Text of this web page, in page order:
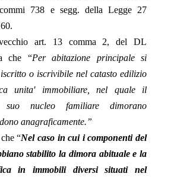
738 e segg. della Legge 27
art. 13 comma 2, del DL
che “Per abitazione principale si
o iscrivibile nel catasto edilizio
unita' immobiliare, nel quale il
nucleo familiare dimorano
anagraficamente.”
che“Nel caso in cui i componenti del
stabilito la dimora abituale e la
in immobili diversi situati nel